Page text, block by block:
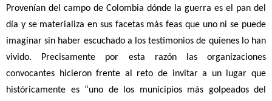
Provenían del campo de Colombia dónde la guerra es el pan del
día y se materializa en sus facetas más feas que uno ni se puede
imaginar sin haber escuchado a los testimonios de quienes lo han
vivido. Precisamente por esta razón las organizaciones
convocantes hicieron frente al reto de invitar a un lugar que
históricamente es “uno de los municipios más golpeados del